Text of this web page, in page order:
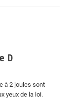
D
à 2 joules sont
yeux de la loi.